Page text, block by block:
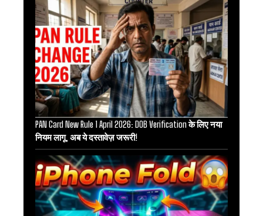
PAN Card New Rule 1 April 2026: DOB Verification के लिए नया
नियम लागू, अब ये दस्तावेज़ जरूरी!